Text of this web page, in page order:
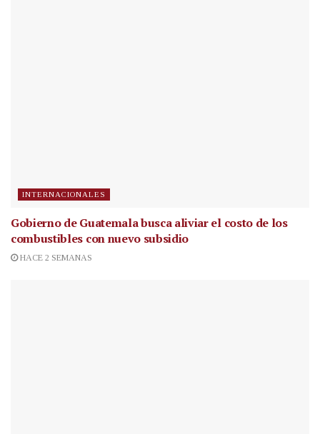
INTERNACIONALES
Gobierno de Guatemala busca aliviar el costo de los
combustibles con nuevo subsidio
HACE 2 SEMANAS